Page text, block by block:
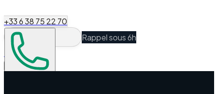
+33 6 38 75 22 70
Rappel sous 6h
Espace Client